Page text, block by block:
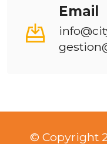
Email
© Copyright